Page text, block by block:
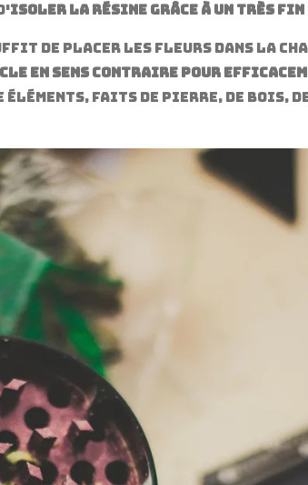
isoler la résine grâce à un très fin
de placer les fleurs dans la
en sens contraire pour
éléments, faits de pierre, de bois,